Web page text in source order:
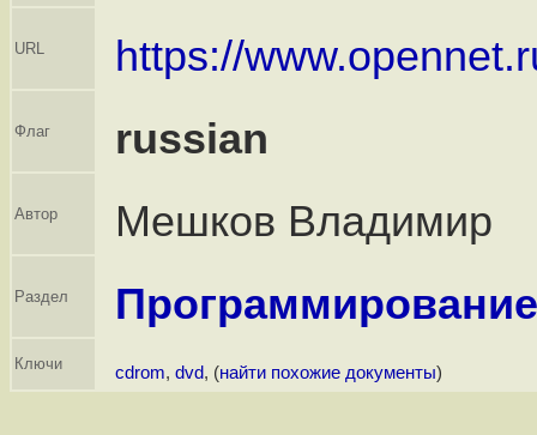
URL https://
Флаг russian
Автор Мешков Владимир
Раздел Программирование
Ключи cdrom, dvd, (найти похожие документы)